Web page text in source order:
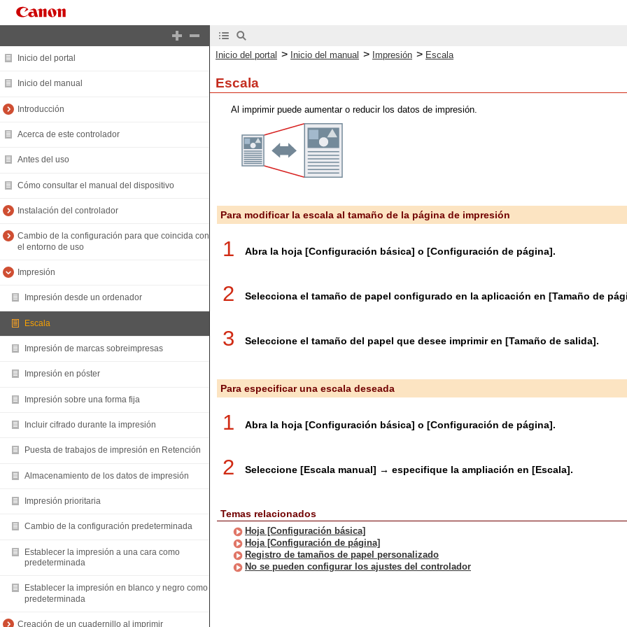
Inicio del portal
Inicio del manual
Introducción
Acerca de este controlador
Antes del uso
Cómo consultar el manual del dispositivo
Instalación del controlador
Cambio de la configuración para que coincida con
el entorno de uso
Impresión
Impresión desde un ordenador
Escala
Impresión de marcas sobreimpresas
Impresión en póster
Impresión sobre una forma fija
Incluir cifrado durante la impresión
Puesta de trabajos de impresión en Retención
Almacenamiento de los datos de impresión
Impresión prioritaria
Cambio de la configuración predeterminada
Establecer la impresión a una cara como
predeterminada
Establecer la impresión en blanco y negro como
predeterminada
Creación de un cuadernillo al imprimir
Inicio del portal > Inicio del manual > Impresión > Escala
Escala
Al imprimir puede aumentar o reducir los datos de impresión.
Para modificar la escala al tamaño de la página de impresión
1 Abra la hoja [Configuración básica] o [Configuración de página].
2 Selecciona el tamaño de papel configurado en la aplicación en [Tamaño de
3 Seleccione el tamaño del papel que desee imprimir en [Tamaño de salida].
Para especificar una escala deseada
1 Abra la hoja [Configuración básica] o [Configuración de página].
2 Seleccione [Escala manual] → especifique la ampliación en [Escala].
Temas relacionados
Hoja [Configuración básica]
Hoja [Configuración de página]
Registro de tamaños de papel personalizado
No se pueden configurar los ajustes del controlador